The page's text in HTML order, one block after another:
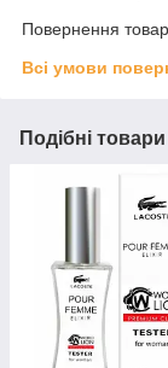
Повернення
Всі умови
Подібні